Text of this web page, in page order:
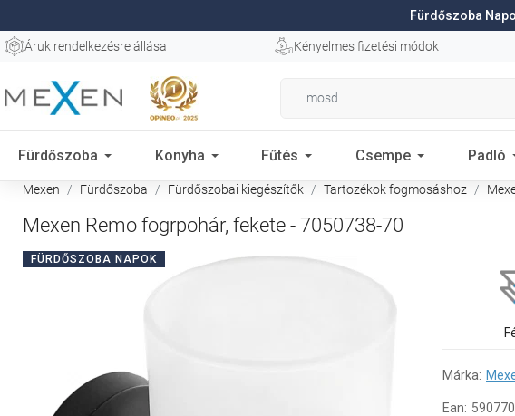
Fürdőszoba
Áruk rendelkezésre állása Kényelmes fizetési módok
Fürdőszoba Konyha Fűtés Csempe Padló
Mexen Fürdőszoba Fürdőszobai kiegészítők Tartozékok fogmosáshoz
Mexen Remo fogrpohár, fekete - 7050738-70
FÜRDŐSZOBA NAPOK
Márka:
Ean: